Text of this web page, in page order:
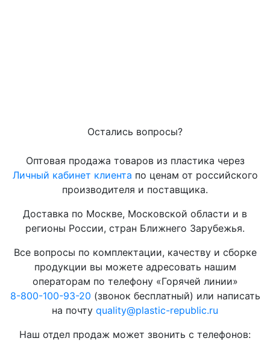
Остались вопросы?
Оптовая продажа товаров из пластика через
Личный кабинет клиента по ценам от российского
производителя и поставщика.
Доставка по Москве, Московской области и в
регионы России, стран Ближнего Зарубежья.
Все вопросы по комплектации, качеству и сборке
продукции вы можете адресовать нашим
операторам по телефону «Горячей линии»
8-800-100-93-20 (звонок бесплатный) или написать
на почту quality@plastic-republic.ru
Наш отдел продаж может звонить с телефонов: